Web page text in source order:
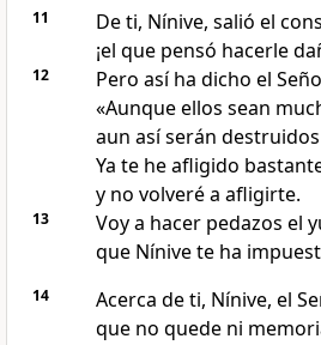
11
De ti, Nínive, salió el
¡el que pensó hacerle
12
Pero así ha dicho el
«Aunque ellos sean
aun así serán
Ya te he afligido
y no volveré a afligirte.
13
Voy a hacer pedazos el
que Nínive te ha
14
Acerca de ti, Nínive, el
que no quede ni